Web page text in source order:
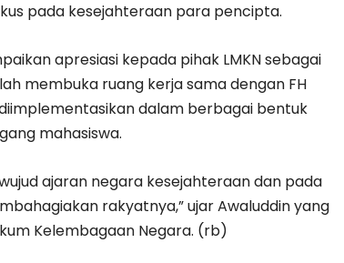
pada kesejahteraan para pencipta.
apresiasi kepada pihak LMKN sebagai
membuka ruang kerja sama dengan FH
dalam berbagai bentuk
mahasiswa.
ajaran negara kesejahteraan dan pada
rakyatnya,” ujar Awaluddin yang
Kelembagaan Negara. (rb)